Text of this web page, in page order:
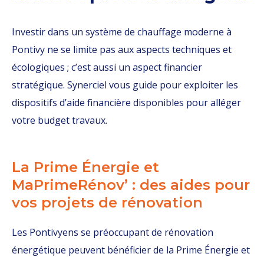
Investir dans un système de chauffage moderne à
Pontivy ne se limite pas aux aspects techniques et
écologiques ; c’est aussi un aspect financier
stratégique. Synerciel vous guide pour exploiter les
dispositifs d’aide financière disponibles pour alléger
votre budget travaux.
La Prime Énergie et
MaPrimeRénov’ : des aides pour
vos projets de rénovation
Les Pontivyens se préoccupant de rénovation
énergétique peuvent bénéficier de la Prime Énergie et